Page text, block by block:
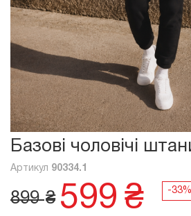
Базові чоловічі
Артикул 90334.1
899₴ 599 ₴